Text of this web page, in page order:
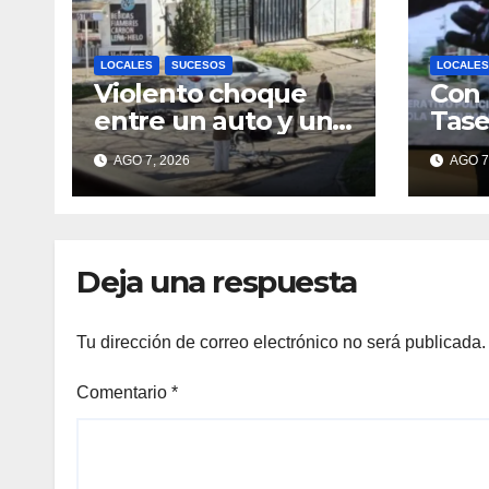
LOCALES SUCESOS
Violento choque
entre un auto y una
moto en barrio
Alvear: una mujer
quedó tendida
AGO 7, 2026
LOCALES
Con
que
su
AGO
Deja una respuesta
Tu dirección de correo electrónico no será publicada.
Comentario *